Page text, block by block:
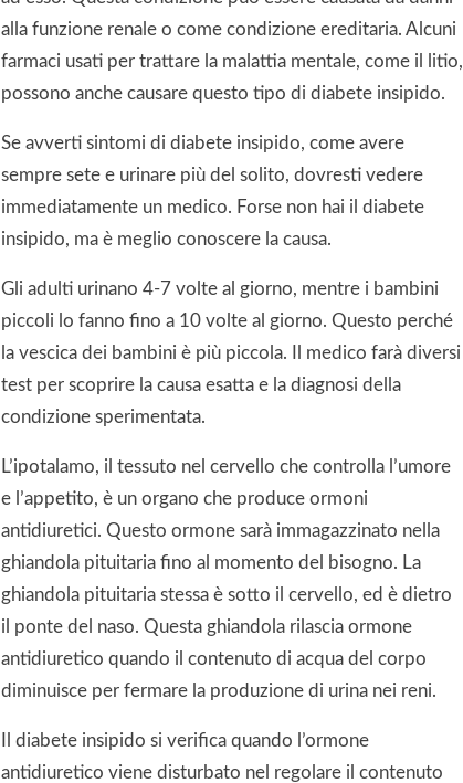
alla funzione renale o come condizione ereditaria. Alcuni
farmaci usati per trattare la malattia mentale, come il litio,
possono anche causare questo tipo di diabete insipido.
Se avverti sintomi di diabete insipido, come avere
sempre sete e urinare più del solito, dovresti vedere
immediatamente un medico. Forse non hai il diabete
insipido, ma è meglio conoscere la causa.
Gli adulti urinano 4-7 volte al giorno, mentre i bambini
piccoli lo fanno fino a 10 volte al giorno. Questo perché
la vescica dei bambini è più piccola. Il medico farà diversi
test per scoprire la causa esatta e la diagnosi della
condizione sperimentata.
L’ipotalamo, il tessuto nel cervello che controlla l’umore
e l’appetito, è un organo che produce ormoni
antidiuretici. Questo ormone sarà immagazzinato nella
ghiandola pituitaria fino al momento del bisogno. La
ghiandola pituitaria stessa è sotto il cervello, ed è dietro
il ponte del naso. Questa ghiandola rilascia ormone
antidiuretico quando il contenuto di acqua del corpo
diminuisce per fermare la produzione di urina nei reni.
Il diabete insipido si verifica quando l’ormone
antidiuretico viene disturbato nel regolare il contenuto